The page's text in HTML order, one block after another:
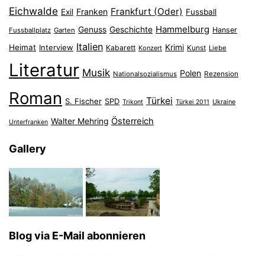
Eichwalde Exil Franken Frankfurt (Oder) Fussball
Fussballplatz Garten Genuss Geschichte Hammelburg Hanser
Heimat Interview Italien Kabarett Konzert Krimi Kunst Liebe
Literatur Musik Nationalsozialismus Polen Rezension
Roman S. Fischer SPD Trikont Türkei Türkei 2011 Ukraine
Unterfranken Walter Mehring Österreich
Gallery
Blog via E-Mail abonnieren